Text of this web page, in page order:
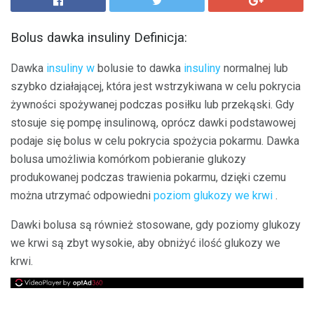
Bolus dawka insuliny Definicja:
Dawka insuliny w bolusie to dawka insuliny normalnej lub
szybko działającej, która jest wstrzykiwana w celu pokrycia
żywności spożywanej podczas posiłku lub przekąski. Gdy
stosuje się pompę insulinową, oprócz dawki podstawowej
podaje się bolus w celu pokrycia spożycia pokarmu. Dawka
bolusa umożliwia komórkom pobieranie glukozy
produkowanej podczas trawienia pokarmu, dzięki czemu
można utrzymać odpowiedni poziom glukozy we krwi .
Dawki bolusa są również stosowane, gdy poziomy glukozy
we krwi są zbyt wysokie, aby obniżyć ilość glukozy we
krwi.